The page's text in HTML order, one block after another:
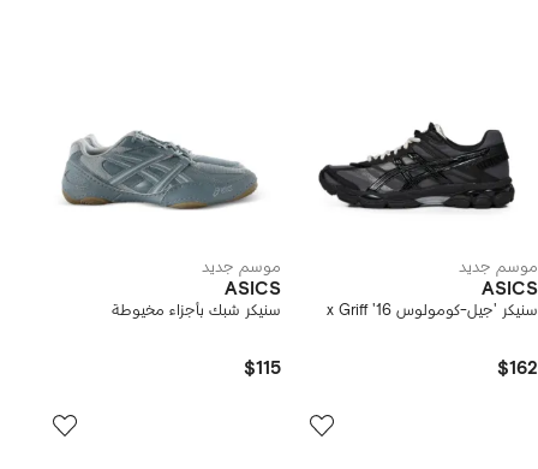
موسم جديد
ASICS
سنيكر 'جيل-كومولوس 16' x Griff
$162
موسم جديد
ASICS
سنيكر شبك بأجزاء مخيوطة
$115